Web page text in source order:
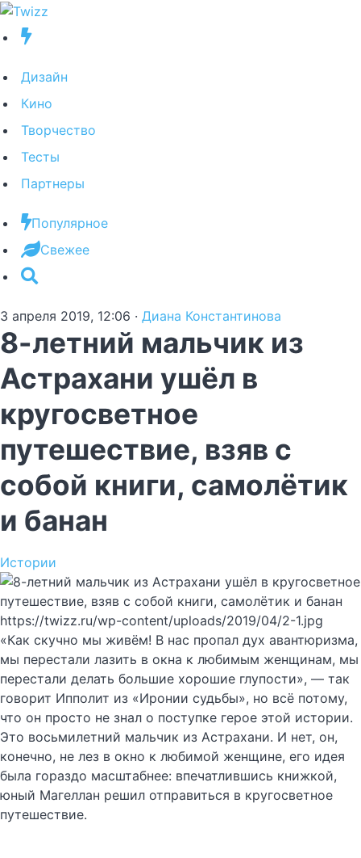
Дизайн
Кино
Творчество
Тесты
Партнеры
Популярное
Свежее
3 апреля 2019, 12:06 · Диана Константинова
8-летний мальчик из
Астрахани ушёл в
кругосветное
путешествие, взяв с
собой книги, самолётик
и банан
Истории
https://twizz.ru/wp-content/uploads/2019/04/2-1.jpg
«Как скучно мы живём! В нас пропал дух авантюризма,
мы перестали лазить в окна к любимым женщинам, мы
перестали делать большие хорошие глупости», — так
говорит Ипполит из «Иронии судьбы», но всё потому,
что он просто не знал о поступке герое этой истории.
Это восьмилетний мальчик из Астрахани. И нет, он,
конечно, не лез в окно к любимой женщине, его идея
была гораздо масштабнее: впечатлившись книжкой,
юный Магеллан решил отправиться в кругосветное
путешествие.